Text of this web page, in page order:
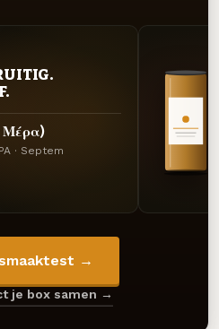
Μέρα)
· Septem
→
je box samen →